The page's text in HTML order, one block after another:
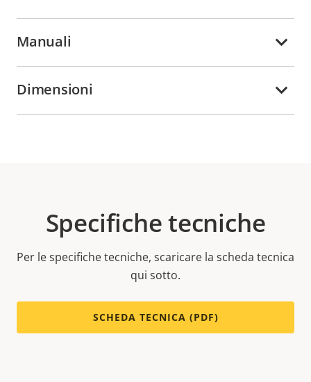
Manuali
Dimensioni
Specifiche tecniche
Per le specifiche tecniche, scaricare la scheda tecnica
qui sotto.
SCHEDA TECNICA (PDF)